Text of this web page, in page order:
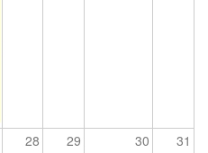
28 29 30 31